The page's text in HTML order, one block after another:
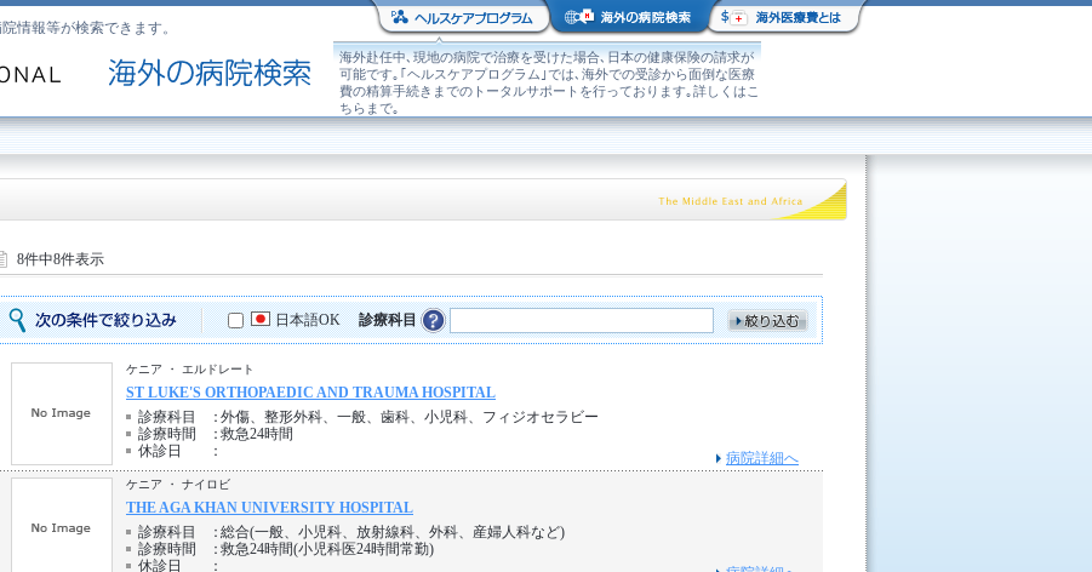
情報等が検索できます。
海外赴任中､現地の病院で治療を受けた場合､日本の健康保険の請求が
可能です｡｢ヘルスケアプログラム｣では､海外での受診から面倒な医療
費の精算手続きまでのトータルサポートを行っております｡詳しくはこ
ちらまで｡
8件中8件表示
日本語OK 診療科目
ケニア ・ エルドレート
ST LUKE'S ORTHOPAEDIC AND TRAUMA HOSPITAL
診療科目
：外傷、整形外科、一般、歯科、小児科、フィジオセラビー
診療時間
：救急24時間
休診日
： 病院詳細へ
ケニア ・ ナイロビ
THE AGA KHAN UNIVERSITY HOSPITAL
診療科目
：総合(一般、小児科、放射線科、外科、産婦人科など)
診療時間
：救急24時間(小児科医24時間常勤)
休診日
：